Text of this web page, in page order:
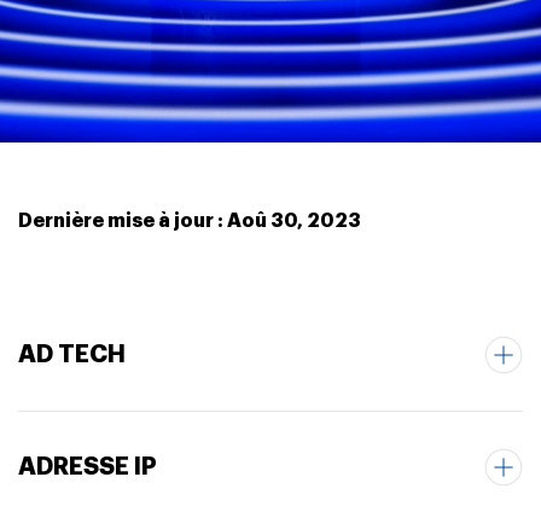
Dernière mise à jour : Aoû 30, 2023
AD TECH
ADRESSE IP